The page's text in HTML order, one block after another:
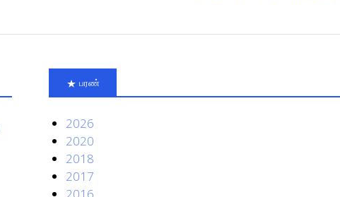
பரண்
2026
2020
2018
2017